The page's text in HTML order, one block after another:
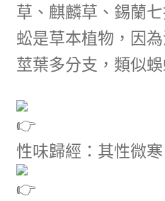
草、麒麟草、錫蘭
蚣是草本植物，因
莖葉多分支，類似蜈
性味歸經：其性微